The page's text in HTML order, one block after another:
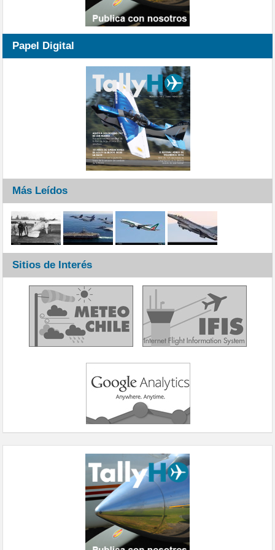
Papel Digital
Más Leídos
Sitios de Interés